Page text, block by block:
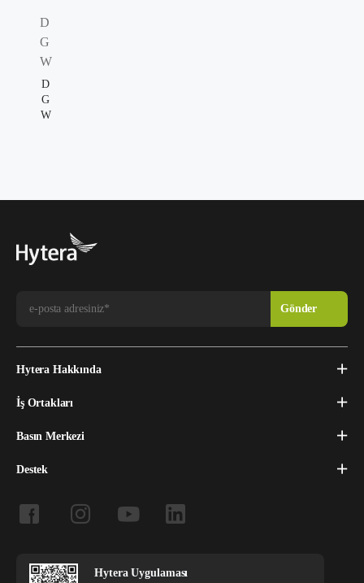
D
G
W
D
G
W
Hytera Hakkında
İş Ortakları
Basın Merkezi
Destek
Hytera Uygulaması